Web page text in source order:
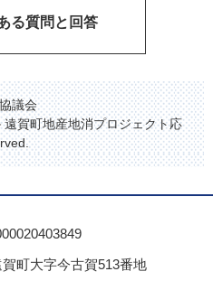
る質問と回答
議会
賀町地産地消プロジェクト応
町大字今古賀513番地